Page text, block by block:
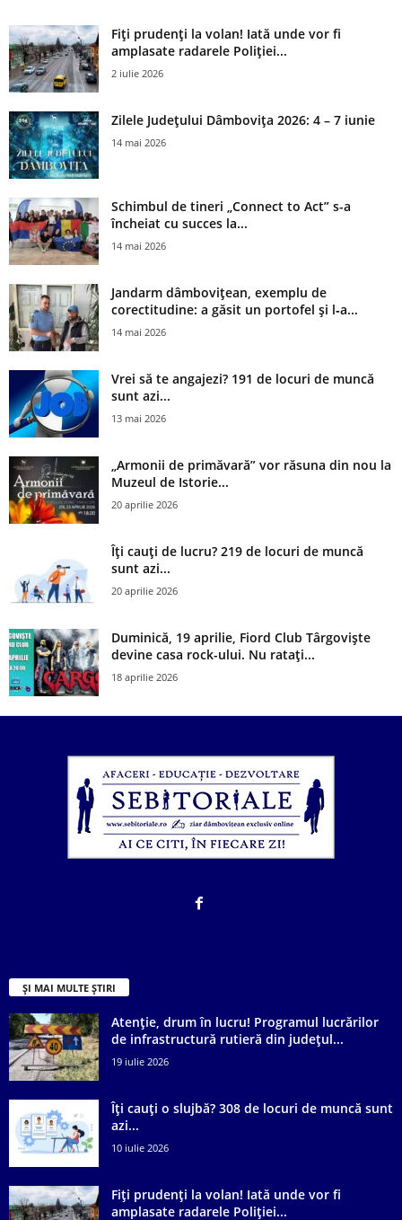
Fiți prudenți la volan! Iată unde vor fi
amplasate radarele Poliției...
2 iulie 2026
Zilele Județului Dâmbovița 2026: 4 – 7 iunie
14 mai 2026
Schimbul de tineri „Connect to Act” s-a
încheiat cu succes la...
14 mai 2026
Jandarm dâmbovițean, exemplu de
corectitudine: a găsit un portofel și l‑a...
14 mai 2026
Vrei să te angajezi? 191 de locuri de muncă
sunt azi...
13 mai 2026
„Armonii de primăvară” vor răsuna din nou la
Muzeul de Istorie...
20 aprilie 2026
Îți cauți de lucru? 219 de locuri de muncă
sunt azi...
20 aprilie 2026
Duminică, 19 aprilie, Fiord Club Târgoviște
devine casa rock-ului. Nu ratați...
18 aprilie 2026
ȘI MAI MULTE ȘTIRI
Atenție, drum în lucru! Programul lucrărilor
de infrastructură rutieră din județul...
19 iulie 2026
Îți cauți o slujbă? 308 de locuri de muncă sunt
azi...
10 iulie 2026
Fiți prudenți la volan! Iată unde vor fi
amplasate radarele Poliției...